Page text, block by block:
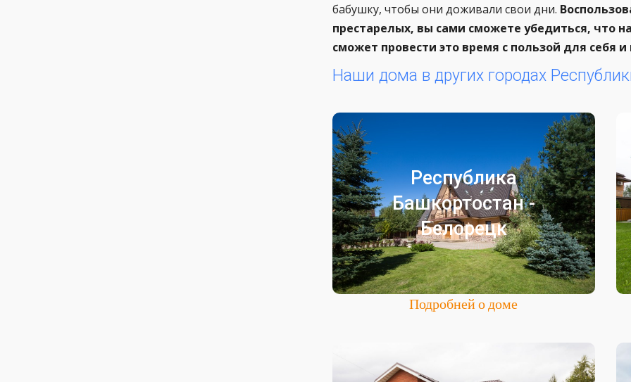
бабушку, чтобы они доживали свои дни.
престарелых, вы сами сможете убедиться, что
сможет провести это время с пользой для себя и
Наши дома в других городах
Республика
Башкортостан -
Белорецк
Белорецк
Частный пансионат для престарелых
Республика Башкортостан
Город Белорецк
Подробней о доме